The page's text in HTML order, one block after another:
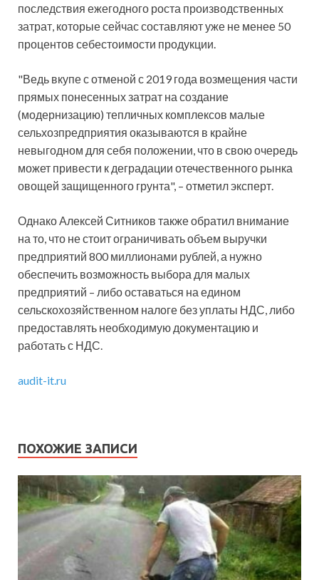
последствия ежегодного роста производственных
затрат, которые сейчас составляют уже не менее 50
процентов себестоимости продукции.
"Ведь вкупе с отменой с 2019 года возмещения части
прямых понесенных затрат на создание
(модернизацию) тепличных комплексов малые
сельхозпредприятия оказываются в крайне
невыгодном для себя положении, что в свою очередь
может привести к деградации отечественного рынка
овощей защищенного грунта", – отметил эксперт.
Однако Алексей Ситников также обратил внимание
на то, что не стоит ограничивать объем выручки
предприятий 800 миллионами рублей, а нужно
обеспечить возможность выбора для малых
предприятий – либо оставаться на едином
сельскохозяйственном налоге без уплаты НДС, либо
предоставлять необходимую документацию и
работать с НДС.
audit-it.ru
ПОХОЖИЕ ЗАПИСИ